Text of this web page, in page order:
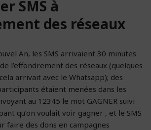
SMS à
des réseaux
An, les SMS arrivaient 30 minutes
l’effondrement des réseaux (quelques
arrivait avec le Whatsapp); des
étaient menées dans les
au 12345 le mot GAGNER suivi
qu’on voulait voir gagner , et le SMS
faire des dons en campagnes